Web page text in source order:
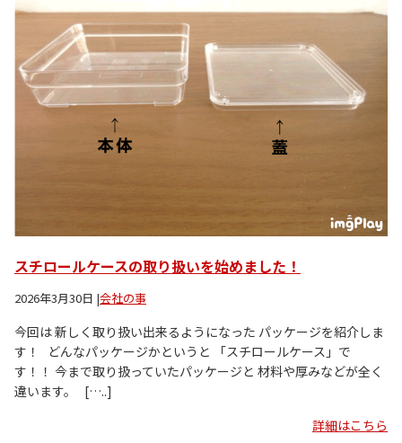
スチロールケースの取り扱いを始めました！
2026年3月30日 |会社の事
今回は 新しく取り扱い出来るようになった パッケージを紹介しま
す！ どんなパッケージかというと 「スチロールケース」で
す！！ 今まで取り扱っていたパッケージと 材料や厚みなどが全く
違います。 […..]
詳細はこちら